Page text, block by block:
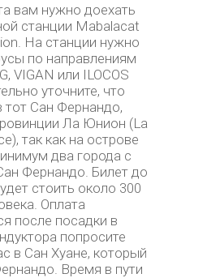
вам нужно доехать
станции Mabalacat
На станции нужно
по направлениям
VIGAN или ILOCOS
уточните, что
тот Сан Фернандо,
Ла Юнион (La
так как на острове
два города с
Фернандо. Билет до
стоить около 300
Оплата
после посадки в
попросите
в Сан Хуане, который
Время в пути